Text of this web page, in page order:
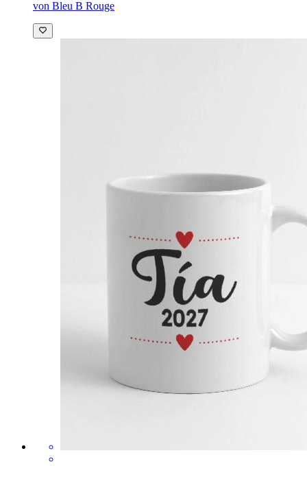
von Bleu B Rouge